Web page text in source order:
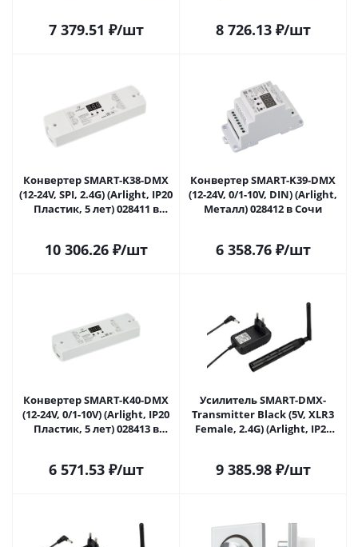
7 379.51 ₽/шт 8 726.13₽/шт
Конвертер SMART-K38-DMX
(12-24V, SPI, 2.4G) (Arlight, IP20
Пластик, 5 лет) 028411 в
10 306.26₽/шт
Конвертер SMART-K39-DMX
(12-24V, 0/1-10V, DIN) (Arlight,
Металл) 028412 в Сочи
6 358.76₽/шт
Конвертер SMART-K40-DMX
(12-24V, 0/1-10V) (Arlight, IP20
Пластик, 5 лет) 028413 в
6 571.53₽/шт
Усилитель SMART-DMX-
Transmitter Black (5V, XLR3
Female, 2.4G) (Arlight, IP20
9 385.98₽/шт